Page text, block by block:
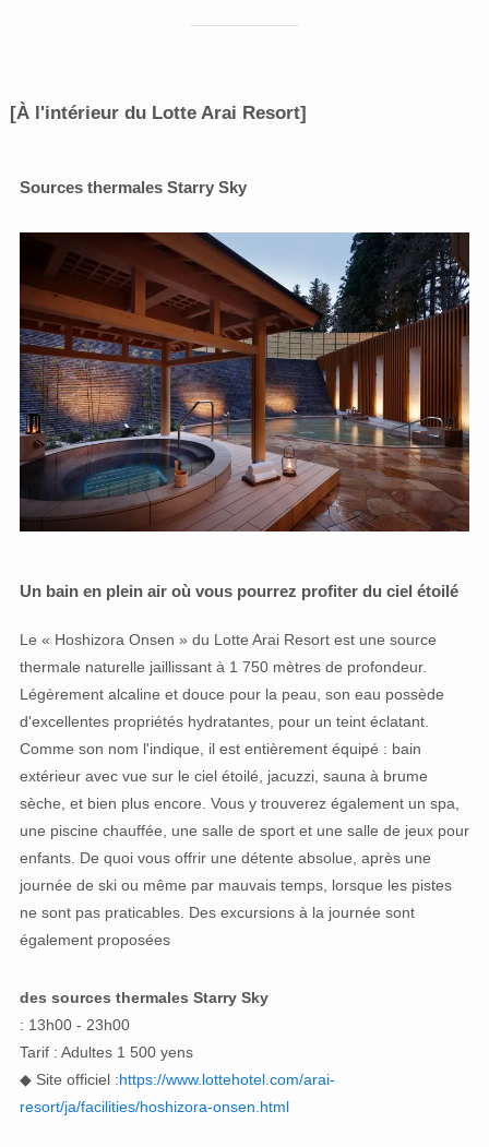
[À l'intérieur du Lotte Arai Resort]
Sources thermales Starry Sky
Un bain en plein air où vous pourrez profiter du ciel étoilé
Le « Hoshizora Onsen » du Lotte Arai Resort est une source
thermale naturelle jaillissant à 1 750 mètres de profondeur.
Légèrement alcaline et douce pour la peau, son eau possède
d'excellentes propriétés hydratantes, pour un teint éclatant.
Comme son nom l'indique, il est entièrement équipé : bain
extérieur avec vue sur le ciel étoilé, jacuzzi, sauna à brume
sèche, et bien plus encore. Vous y trouverez également un spa,
une piscine chauffée, une salle de sport et une salle de jeux pour
enfants. De quoi vous offrir une détente absolue, après une
journée de ski ou même par mauvais temps, lorsque les pistes
ne sont pas praticables. Des excursions à la journée sont
également proposées
des sources thermales Starry Sky
: 13h00 - 23h00
Tarif : Adultes 1 500 yens
◆ Site officiel :https://www.lottehotel.com/arai-
resort/ja/facilities/hoshizora-onsen.html